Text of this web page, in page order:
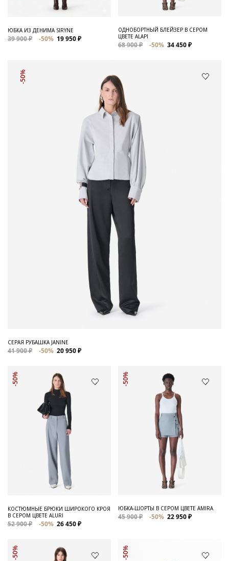
ЮБКА ИЗ ДЕНИМА SIRYNE
39 900 ₽ -50% 19 950 ₽
ОДНОБОРТНЫЙ БЛЕЙЗЕР В СЕРОМ
ЦВЕТЕ ALAPI
68 900 ₽ -50% 34 450 ₽
-50%
СЕРАЯ РУБАШКА JANINE
41 900 ₽ -50% 20 950 ₽
-50%
КОСТЮМНЫЕ БРЮКИ ШИРОКОГО КРОЯ
В СЕРОМ ЦВЕТЕ ALURI
52 900 ₽ -50% 26 450 ₽
-50%
ЮБКА-ШОРТЫ В СЕРОМ ЦВЕТЕ AMIRA
45 900 ₽ -50% 22 950 ₽
-50% -50%